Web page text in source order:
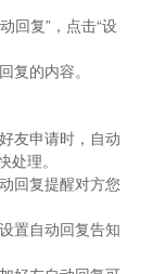
回复”，点击“设
复的内容。
友申请时，自动
理。
回复提醒对方您
置自动回复告知